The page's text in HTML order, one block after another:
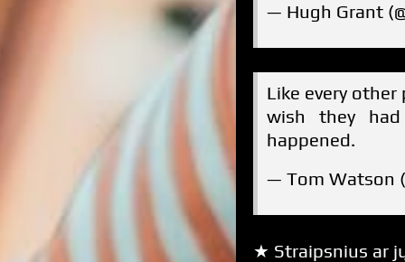
— Hugh Grant
Like every
wish they
happened.
— Tom Watson
★ Straipsnius ar